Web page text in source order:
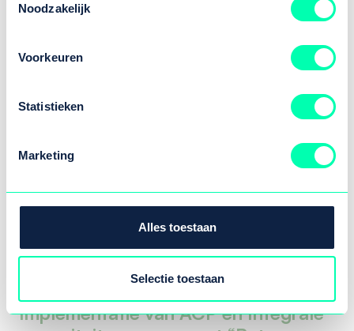
Noodzakelijk
Voorkeuren
Statistieken
Marketing
Alles toestaan
Selectie toestaan
Het maken en implementeren van transmurale
tussen de huisarts en ziekenhuizen.
Om de toegankelijkheid van de oogzorg in de
samenwerking met optometristen en
Implementatie van ACP en Integrale